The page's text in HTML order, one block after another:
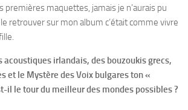
maquettes, jamais je n’aurais pu
retrouver sur mon album c’était comme vivre
acoustiques irlandais, des bouzoukis grecs,
et le Mystère des Voix bulgares ton «
il le tour du meilleur des mondes possibles ?